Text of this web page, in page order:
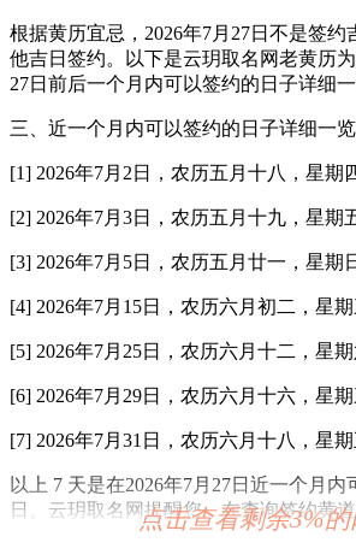
根据黄历宜忌，2026年7月27日不是签
他吉日签约。以下是云玥取名网老黄历
27日前后一个月内可以签约的日子详细一
三、近一个月内可以签约的日子详细一
[1] 2026年7月2日，农历五月十八，星期
[2] 2026年7月3日，农历五月十九，星期
[3] 2026年7月5日，农历五月廿一，星期
[4] 2026年7月15日，农历六月初二，星
[5] 2026年7月25日，农历六月十二，星
[6] 2026年7月29日，农历六月十六，星
[7] 2026年7月31日，农历六月十八，星
以上 7 天是在2026年7月27日近一个月
日。云玥取名网提醒您，在查询签约黄
日之忌宜，再查时之忌宜。日时两者各
点击查看剩余3%